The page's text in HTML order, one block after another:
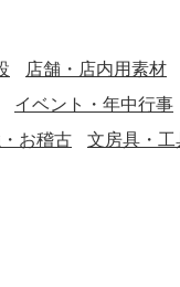
店舗・店内用素材
イベント・年中行事
お稽古 文房具・工